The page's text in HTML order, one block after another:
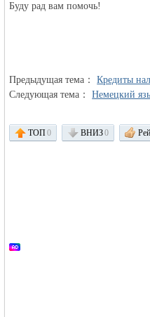
MEINLAND.
Буду рад вам помочь!
Предыдущая тема：Кредиты
Следующая тема：Немецкий
ТОП0 ВНИЗ0